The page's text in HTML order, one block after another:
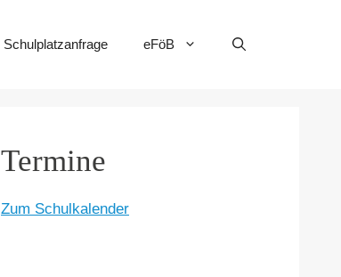
Schulplatzanfrage eFöB
Termine
Zum Schulkalender